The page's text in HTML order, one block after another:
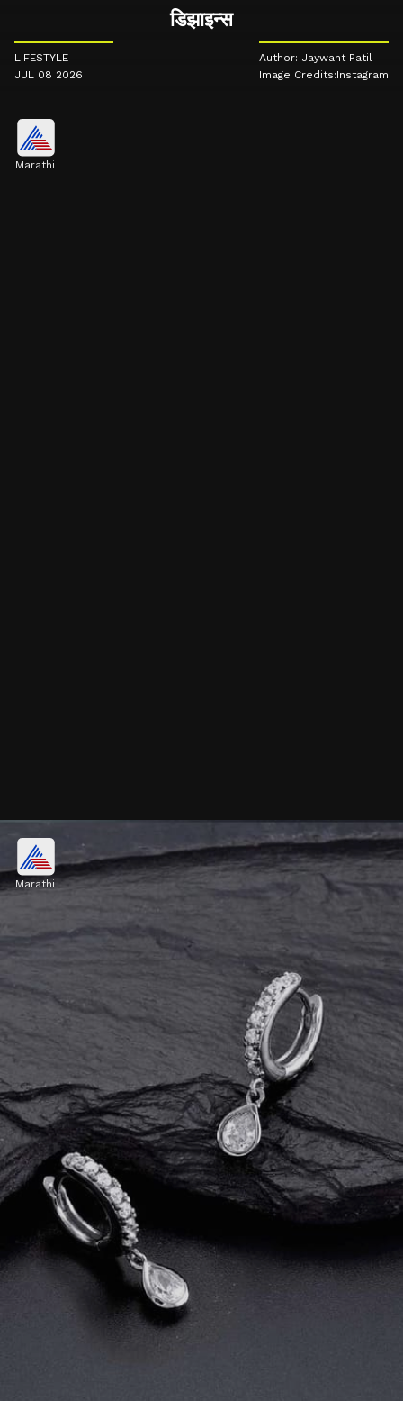
डिझाइन्स
LIFESTYLE
JUL 08 2026
Author: Jaywant Patil
Image Credits:Instagram
Marathi
सिल्व्हर हगी हूप्स इयररिंग्स डिझाइन्स
1000 रुपयांपेक्षा कमी किमतीतही अनेक प्रीमियम आणि ट्रेंडी
सिल्व्हर हगी हूप्स इयररिंग्स सहज मिळतात. रोजच्या वापरासाठी
मजबूत, तर या 7 डिझाइन्स नक्की पाहा.
Image credits: pinterest
Marathi